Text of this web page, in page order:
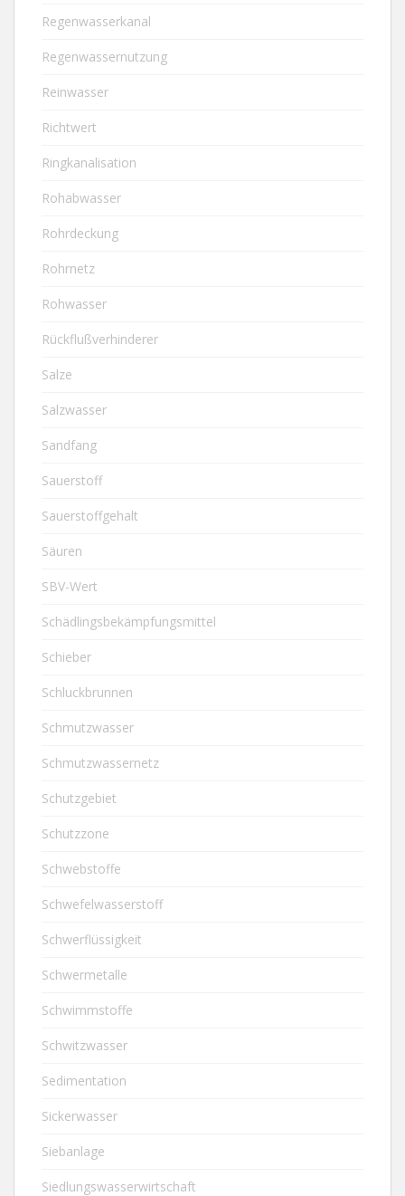
Regenwasserkanal
Regenwassernutzung
Reinwasser
Richtwert
Ringkanalisation
Rohabwasser
Rohrdeckung
Rohrnetz
Rohwasser
Rückflußverhinderer
Salze
Salzwasser
Sandfang
Sauerstoff
Sauerstoffgehalt
Säuren
SBV-Wert
Schädlingsbekämpfungsmittel
Schieber
Schluckbrunnen
Schmutzwasser
Schmutzwassernetz
Schutzgebiet
Schutzzone
Schwebstoffe
Schwefelwasserstoff
Schwerflüssigkeit
Schwermetalle
Schwimmstoffe
Schwitzwasser
Sedimentation
Sickerwasser
Siebanlage
Siedlungswasserwirtschaft